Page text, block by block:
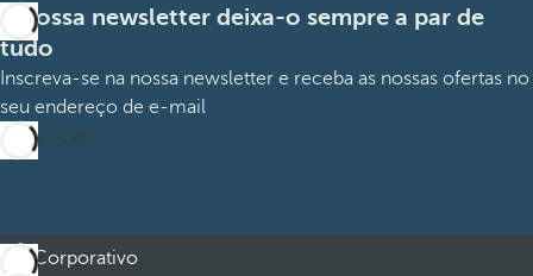
A nossa newsletter deixa-o sempre a par de
tudo
Inscreva-se na nossa newsletter e receba as nossas ofertas no
seu endereço de e-mail
Subscrever
Corporativo